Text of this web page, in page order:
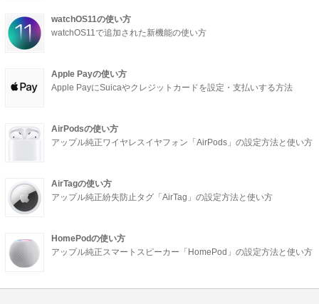
watchOS11の使い方
watchOS11で追加された新機能の使い方
Apple Payの使い方
Apple PayにSuicaやクレジットカードを設定・支払いする方法
AirPodsの使い方
アップル純正ワイヤレスイヤフォン「AirPods」の設定方法と使い方
AirTagの使い方
アップル純正紛失防止タグ「AirTag」の設定方法と使い方
HomePodの使い方
アップル純正スマートスピーカー「HomePod」の設定方法と使い方